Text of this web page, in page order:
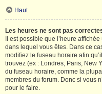
Haut
Les heures ne sont pas
Il est possible que l’heure
dans lequel vous êtes. Dans ce
modifiez le fuseau horaire afin
trouvez (ex : Londres, Paris, New
du fuseau horaire, comme la
membres du forum. Donc si vous
pour le faire.